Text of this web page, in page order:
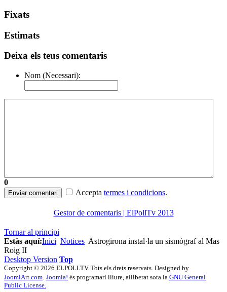
Fixats
Estimats
Deixa els teus comentaris
Nom (Necessari):
0
Enviar comentari Accepta termes i condicions.
Gestor de comentaris | ElPollTv 2013
Tornar al principi
Estàs aquí:Inici Notices Astrogirona instal·la un sismògraf al Mas
Roig II
Desktop Version Top
Copyright © 2026 ELPOLLTV. Tots els drets reservats. Designed by
JoomlArt.com. Joomla! és programari lliure, alliberat sota la GNU General
Public License.